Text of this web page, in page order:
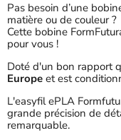
Pas besoin d’une
matière ou de couleur ?
Cette bobine
pour vous !
Doté d'un bon rapport
Europe et est
L'easyfil ePLA
grande précision de
remarquable.